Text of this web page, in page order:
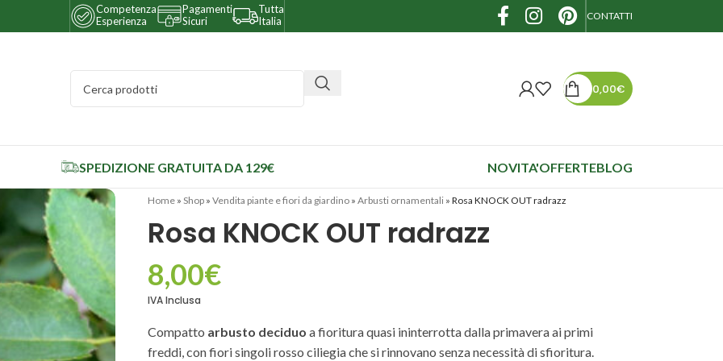
Competenza
Esperienza
Pagamenti
Sicuri
Tutta
Italia
CONTATTI
0,00€
SPEDIZIONE GRATUITA DA 129€ NOVITA'OFFERTEBLOG
Home » Shop » Vendita piante e fiori da giardino » Arbusti ornamentali » Rosa KNOCK OUT radrazz
Rosa KNOCK OUT radrazz
8,00€
IVA Inclusa
Compatto arbusto deciduo a fioritura quasi ininterrotta dalla primavera ai primi
freddi, con fiori singoli rosso ciliegia che si rinnovano senza necessità di sfioritura.